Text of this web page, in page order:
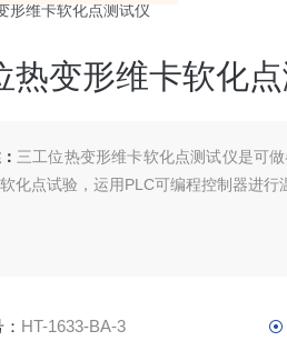
维卡软化点测试仪
热变形维卡软化
三工位热变形维卡软化点测试仪是可
化点试验，运用PLC可编程控制器进行
HT-1633-BA-3